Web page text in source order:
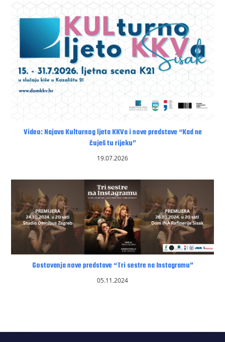
Video: Najava Kulturnog ljeta KKVa i nove predstave “Kad ne
čuješ tu rijeku”
19.07.2026
Gostovanja nove predstave “Tri sestre na Instagramu”
05.11.2024